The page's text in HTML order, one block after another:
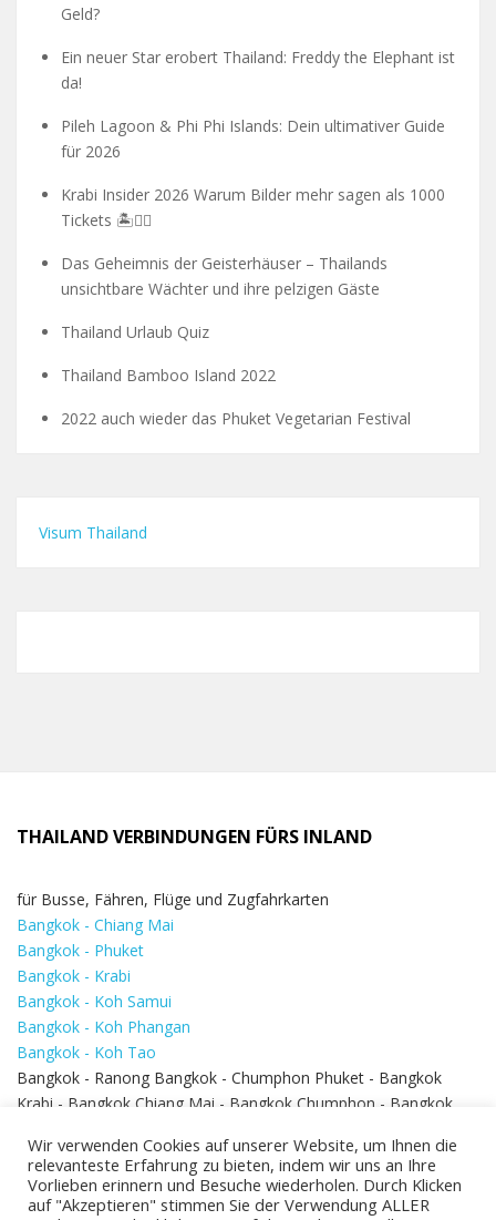
Geld?
Ein neuer Star erobert Thailand: Freddy the Elephant ist
da!
Pileh Lagoon & Phi Phi Islands: Dein ultimativer Guide
für 2026
Krabi Insider 2026 Warum Bilder mehr sagen als 1000
Tickets 🏝️🧗‍♂️
Das Geheimnis der Geisterhäuser – Thailands
unsichtbare Wächter und ihre pelzigen Gäste
Thailand Urlaub Quiz
Thailand Bamboo Island 2022
2022 auch wieder das Phuket Vegetarian Festival
Visum Thailand
THAILAND VERBINDUNGEN FÜRS INLAND
für Busse, Fähren, Flüge und Zugfahrkarten
Bangkok - Chiang Mai
Bangkok - Phuket
Bangkok - Krabi
Bangkok - Koh Samui
Bangkok - Koh Phangan
Bangkok - Koh Tao
Bangkok - Ranong Bangkok - Chumphon Phuket - Bangkok
Krabi - Bangkok Chiang Mai - Bangkok Chumphon - Bangkok
Bangkok - Hua Hin
Wir verwenden Cookies auf unserer Website, um Ihnen die
relevanteste Erfahrung zu bieten, indem wir uns an Ihre
Vorlieben erinnern und Besuche wiederholen. Durch Klicken
auf "Akzeptieren" stimmen Sie der Verwendung ALLER